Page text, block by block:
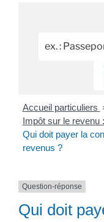
Accueil particuliers
Impôt sur le revenu
Qui doit payer la
revenus ?
Question-réponse
Qui doit